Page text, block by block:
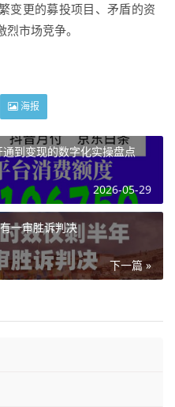
变更的募投项目、矛盾的资
市场竞争。
海报
到变现的数字化实操盘点
2026-05-29
一审胜诉判决
下一篇 »